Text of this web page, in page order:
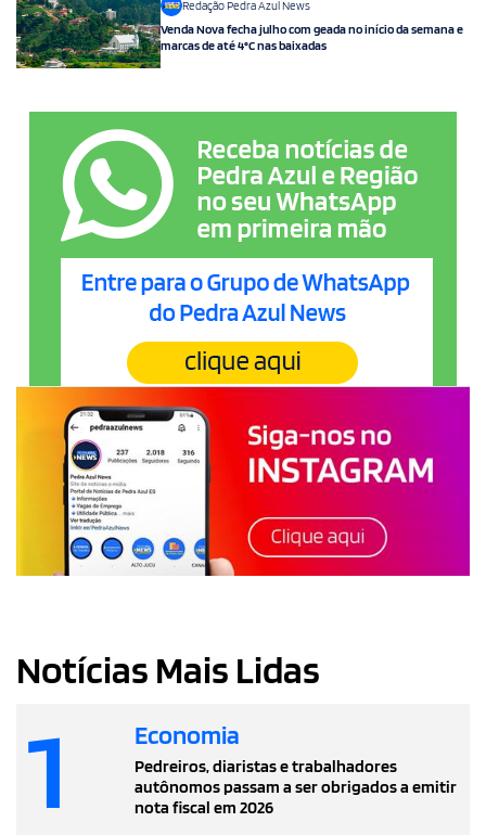
Redação Pedra Azul News
Venda Nova fecha julho com geada no início da semana e
marcas de até 4°C nas baixadas
Notícias Mais Lidas
1 Economia
Pedreiros, diaristas e trabalhadores
autônomos passam a ser obrigados a emitir
nota fiscal em 2026